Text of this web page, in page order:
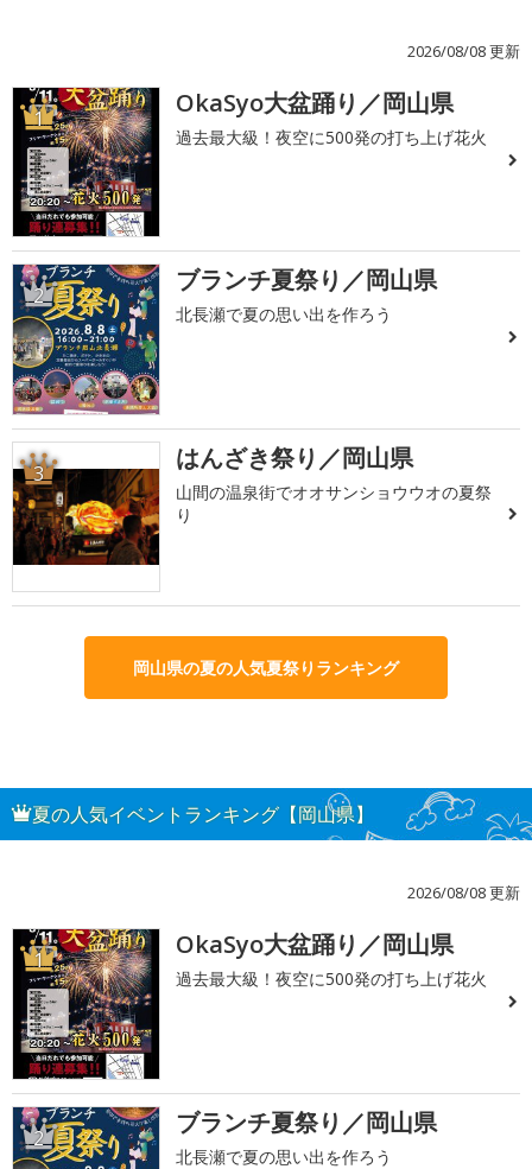
2026/08/08 更新
1 OkaSyo大盆踊り／岡山県
過去最大級！夜空に500発の打ち上げ花火
2 ブランチ夏祭り／岡山県
北長瀬で夏の思い出を作ろう
3 はんざき祭り／岡山県
山間の温泉街でオオサンショウウオの夏祭
り
岡山県の夏の人気夏祭りランキング
夏の人気イベントランキング【岡山県】
2026/08/08 更新
1 OkaSyo大盆踊り／岡山県
過去最大級！夜空に500発の打ち上げ花火
2 ブランチ夏祭り／岡山県
北長瀬で夏の思い出を作ろう